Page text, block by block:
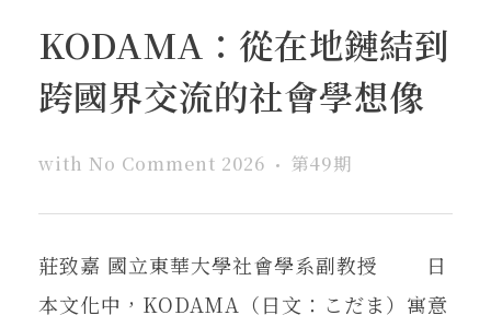
KODAMA：從在地鏈結到
跨國界交流的社會學想像
with No Comment 2026 第49期
莊致嘉 國立東華大學社會學系副教授 日
本文化中，KODAMA（日文：こだま）寓意